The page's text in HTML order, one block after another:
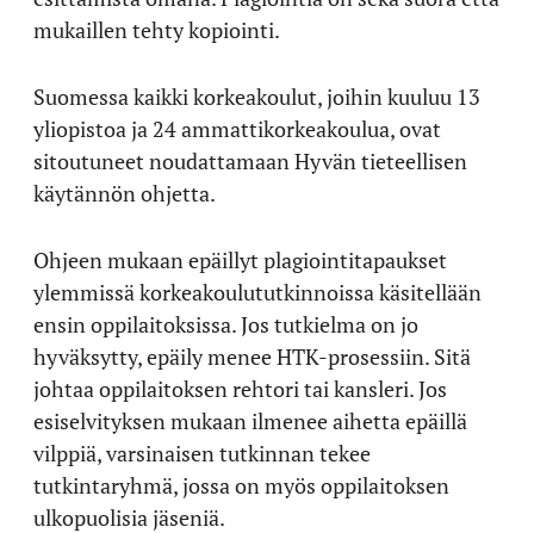
mukaillen tehty kopiointi.
Suomessa kaikki korkeakoulut, joihin kuuluu 13
yliopistoa ja 24 ammattikorkeakoulua, ovat
sitoutuneet noudattamaan Hyvän tieteellisen
käytännön ohjetta.
Ohjeen mukaan epäillyt plagiointitapaukset
ylemmissä korkeakoulututkinnoissa käsitellään
ensin oppilaitoksissa. Jos tutkielma on jo
hyväksytty, epäily menee HTK-prosessiin. Sitä
johtaa oppilaitoksen rehtori tai kansleri. Jos
esiselvityksen mukaan ilmenee aihetta epäillä
vilppiä, varsinaisen tutkinnan tekee
tutkintaryhmä, jossa on myös oppilaitoksen
ulkopuolisia jäseniä.